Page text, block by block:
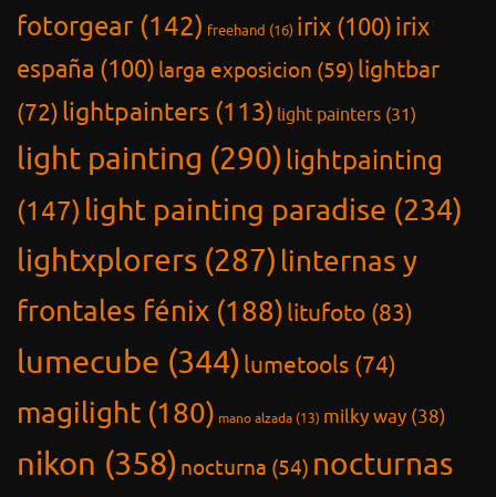
(72)lightpainters(113)light painters(31)
light painting(290)lightpainting
(147)light painting paradise(234)
lightxplorers(287) linternas y
frontales fénix(188)litufoto(83)
lumecube(344)lumetools (74)
magilight (180) mano alzada(13) milky way(38)
nikon(358)nocturna(54)nocturnas
(298)
orb photopills (20) pintar con luz
(284) pintura de luz(143) plexy rod